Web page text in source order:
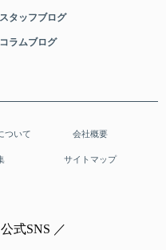
スタッフブログ
コラムブログ
ついて 会社概要
サイトマップ
式SNS ／